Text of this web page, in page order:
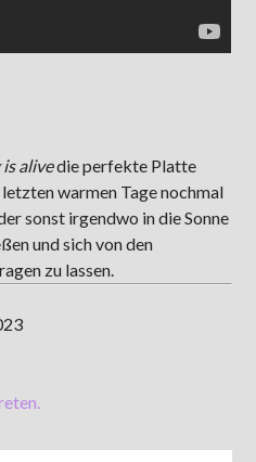
is alivedie perfekte Platte
warmen Tage nochmal
sonst irgendwo in die Sonne
und sich von den
zu lassen.